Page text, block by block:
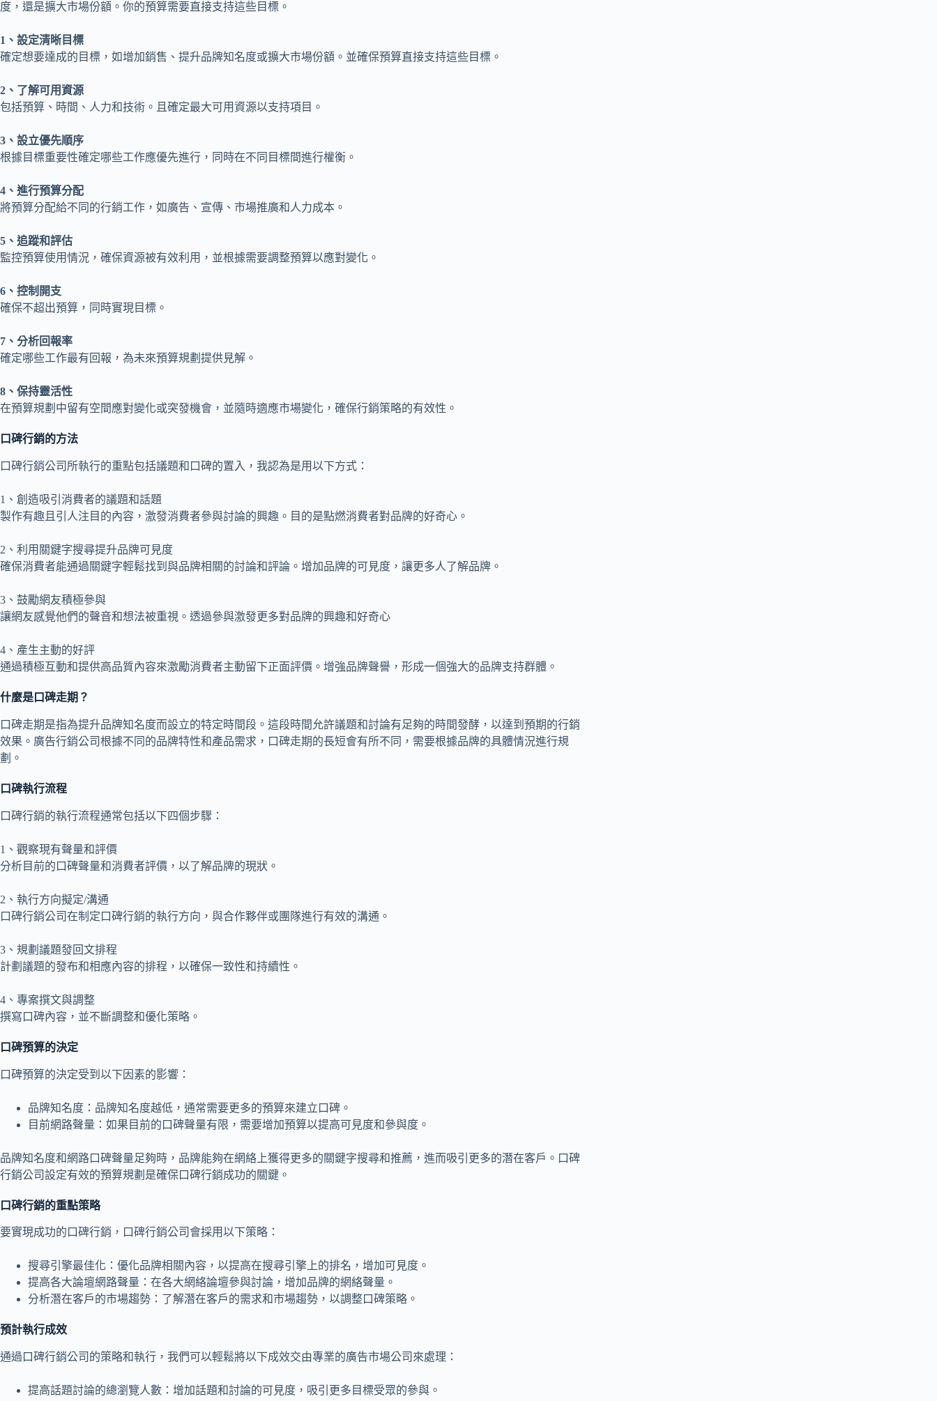
度，還是擴大市場份額。你的預算需要直接支持這些目標。
1、設定清晰目標
確定想要達成的目標，如增加銷售、提升品牌知名度或擴大市場份額。並確保預算直接支持這些目標。
2、了解可用資源
包括預算、時間、人力和技術。且確定最大可用資源以支持項目。
3、設立優先順序
根據目標重要性確定哪些工作應優先進行，同時在不同目標間進行權衡。
4、進行預算分配
將預算分配給不同的行銷工作，如廣告、宣傳、市場推廣和人力成本。
5、追蹤和評估
監控預算使用情況，確保資源被有效利用，並根據需要調整預算以應對變化。
6、控制開支
確保不超出預算，同時實現目標。
7、分析回報率
確定哪些工作最有回報，為未來預算規劃提供見解。
8、保持靈活性
在預算規劃中留有空間應對變化或突發機會，並隨時適應市場變化，確保行銷策略的有效性。
口碑行銷的方法
口碑行銷公司所執行的重點包括議題和口碑的置入，我認為是用以下方式：
1、創造吸引消費者的議題和話題
製作有趣且引人注目的內容，激發消費者參與討論的興趣。目的是點燃消費者對品牌的好奇心。
2、利用關鍵字搜尋提升品牌可見度
確保消費者能通過關鍵字輕鬆找到與品牌相關的討論和評論。增加品牌的可見度，讓更多人了解品牌。
3、鼓勵網友積極參與
讓網友感覺他們的聲音和想法被重視。透過參與激發更多對品牌的興趣和好奇心
4、產生主動的好評
通過積極互動和提供高品質內容來激勵消費者主動留下正面評價。增強品牌聲譽，形成一個強大的品牌支持群體。
什麼是口碑走期？
口碑走期是指為提升品牌知名度而設立的特定時間段。這段時間允許議題和討論有足夠的時間發酵，以達到預期的行銷
效果。廣告行銷公司根據不同的品牌特性和產品需求，口碑走期的長短會有所不同，需要根據品牌的具體情況進行規
劃。
口碑執行流程
口碑行銷的執行流程通常包括以下四個步驟：
1、觀察現有聲量和評價
分析目前的口碑聲量和消費者評價，以了解品牌的現狀。
2、執行方向擬定/溝通
口碑行銷公司在制定口碑行銷的執行方向，與合作夥伴或團隊進行有效的溝通。
3、規劃議題發回文排程
計劃議題的發布和相應內容的排程，以確保一致性和持續性。
4、專案撰文與調整
撰寫口碑內容，並不斷調整和優化策略。
口碑預算的決定
口碑預算的決定受到以下因素的影響：
品牌知名度：品牌知名度越低，通常需要更多的預算來建立口碑。
目前網路聲量：如果目前的口碑聲量有限，需要增加預算以提高可見度和參與度。
品牌知名度和網路口碑聲量足夠時，品牌能夠在網絡上獲得更多的關鍵字搜尋和推薦，進而吸引更多的潛在客戶。口碑
行銷公司設定有效的預算規劃是確保口碑行銷成功的關鍵。
口碑行銷的重點策略
要實現成功的口碑行銷，口碑行銷公司會採用以下策略：
搜尋引擎最佳化：優化品牌相關內容，以提高在搜尋引擎上的排名，增加可見度。
提高各大論壇網路聲量：在各大網絡論壇參與討論，增加品牌的網絡聲量。
分析潛在客戶的市場趨勢：了解潛在客戶的需求和市場趨勢，以調整口碑策略。
預計執行成效
通過口碑行銷公司的策略和執行，我們可以輕鬆將以下成效交由專業的廣告市場公司來處理：
提高話題討論的總瀏覽人數：增加話題和討論的可見度，吸引更多目標受眾的參與。